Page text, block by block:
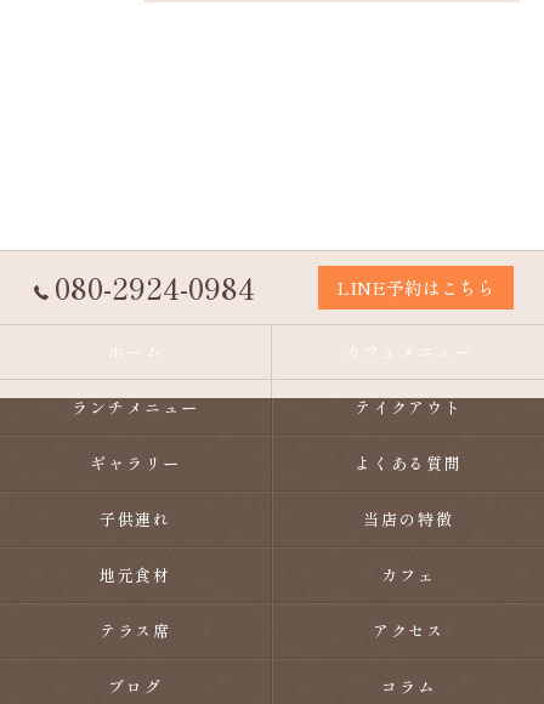
080-2924-0984 LINE予約はこちら
ホーム カフェメニュー
ランチメニュー テイクアウト
ギャラリー よくある質問
子供連れ 当店の特徴
地元食材 カフェ
テラス席 アクセス
ブログ コラム